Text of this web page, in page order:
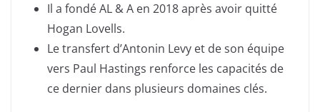
Il a fondé AL & A en 2018 après avoir quitté
Hogan Lovells.
Le transfert d’Antonin Levy et de son équipe
vers Paul Hastings renforce les capacités de
ce dernier dans plusieurs domaines clés.